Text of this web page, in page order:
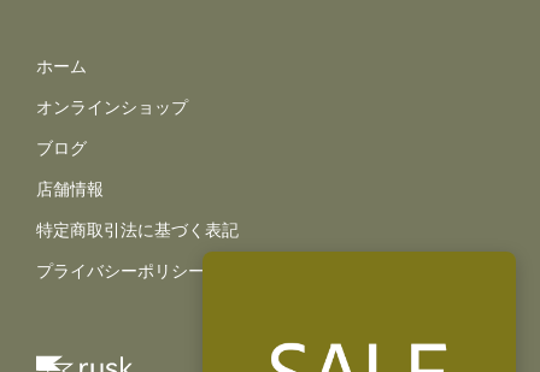
サイトナビゲーション
ホーム
オンラインショップ
ブログ
店舗情報
規約とポリシー
特定商取引法に基づく表記
プライバシーポリシー